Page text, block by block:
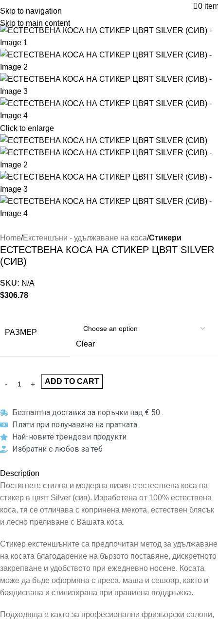
Skip to navigation
Skip to main content
0
Click to enlarge
Home Екстеншъни - удължаване на коса Стикери
ЕСТЕСТВЕНА КОСА НА СТИКЕР ЦВЯТ SILVER
(СИВ)
SKU: N/A
$306.78
РАЗМЕР
Clear
ADD TO CART
Безпалтна доставка за поръчки над € 50 .
Плати при получаване на пратката
Най-новите трендови продукти
Избратни с любов за теб
Description
Постигнете стилна и модерна визия с естествена коса на
стикер в цвят Silver (сив). Изработена от 100% естествена
коса, тя се отличава с копринена мекота, естествен блясък
и лесно преливане с Вашата коса.
Стикер екстеншъните са предпочитан метод за удължаване
на косата благодарение на бързото поставяне, дискретното
закрепване и удобството при ежедневно носене. Косата
може да бъде оформяна с преса, маша и сешоар, както и
боядисвана и стилизирана при правилна поддръжка.
Подходяща е както за професионални фризьорски салони,